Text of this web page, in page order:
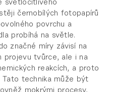
světlocitlivého
černobílých fotopapírů
povrchu a
probíhá na světle.
značné míry závisí na
projevu tvůrce, ale i na
reakcích, a proto
technika může být